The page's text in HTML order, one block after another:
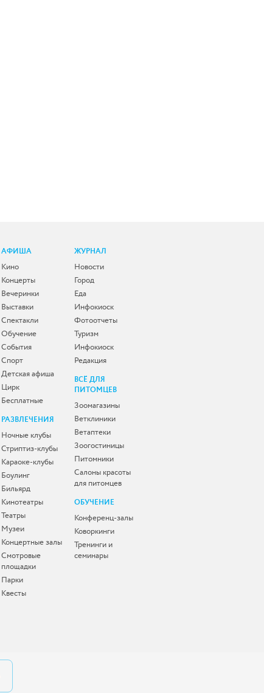
АФИША
Кино
Концерты
Вечеринки
Выставки
Спектакли
Обучение
События
Спорт
Детская афиша
Цирк
Бесплатные
РАЗВЛЕЧЕНИЯ
Ночные клубы
Стриптиз-клубы
Караоке-клубы
Боулинг
Бильярд
Кинотеатры
Театры
Музеи
Концертные залы
Смотровые
площадки
Парки
Квесты
ЖУРНАЛ
Новости
Город
Еда
Инфокиоск
Фотоотчеты
Туризм
Инфокиоск
Редакция
ВСЁ ДЛЯ
ПИТОМЦЕВ
Зоомагазины
Ветклиники
Ветаптеки
Зоогостиницы
Питомники
Салоны красоты
для питомцев
ОБУЧЕНИЕ
Конференц-залы
Коворкинги
Тренинги и
семинары